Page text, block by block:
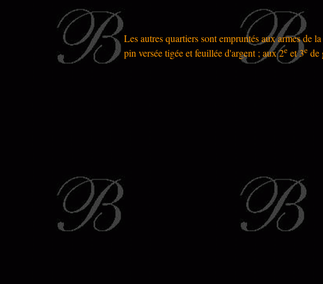
Les autres quartiers sont empruntés aux armes
pin versée tigée et feuillée d'argent ; aux 2e et 3e de